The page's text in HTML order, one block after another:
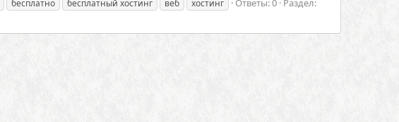
бесплатно бесплатный хостинг веб хостинг Ответы: 0 Раздел: